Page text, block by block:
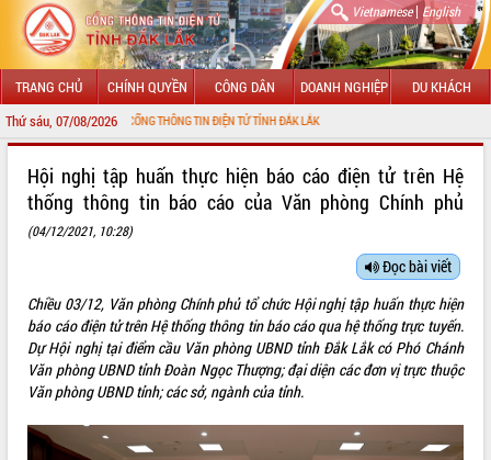
Vietnamese| English
TRANG CHỦ CHÍNH QUYỀN CÔNG DÂN DOANH NGHIỆP DU KHÁCH
Thứ sáu, 07/08/2026
CHÀO MỪNG ĐẾN VỚI CỔNG THÔNG TIN ĐIỆN TỬ TỈNH ĐẮK LẮK
LÃNH ĐẠO UBND TỈNH
SỞ, BAN, NGÀNH
UBND CÁC XÃ, PHƯỜNG
THÔNG TIN CHỈ ĐẠO ĐIỀU HÀNH
HỆ THỐNG VĂN BẢN
Hội nghị tập huấn thực hiện báo cáo điện tử trên Hệ
thống thông tin báo cáo của Văn phòng Chính phủ
(04/12/2021, 10:28)
Đọc bài viết
Chiều 03/12, Văn phòng Chính phủ tổ chức Hội nghị tập huấn thực hiện
báo cáo điện tử trên Hệ thống thông tin báo cáo qua hệ thống trực tuyến.
Dự Hội nghị tại điểm cầu Văn phòng UBND tỉnh Đắk Lắk có Phó Chánh
Văn phòng UBND tỉnh Đoàn Ngọc Thượng; đại diện các đơn vị trực thuộc
Văn phòng UBND tỉnh; các sở, ngành của tỉnh.